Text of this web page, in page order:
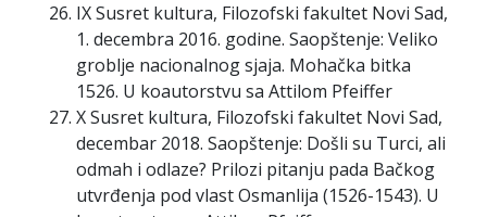
IX Susret kultura, Filozofski fakultet Novi Sad,
1. decembra 2016. godine. Saopštenje: Veliko
groblje nacionalnog sjaja. Mohačka bitka
1526. U koautorstvu sa Attilom Pfeiffer
X Susret kultura, Filozofski fakultet Novi Sad,
decembar 2018. Saopštenje: Došli su Turci, ali
odmah i odlaze? Prilozi pitanju pada Bačkog
utvrđenja pod vlast Osmanlija (1526-1543). U